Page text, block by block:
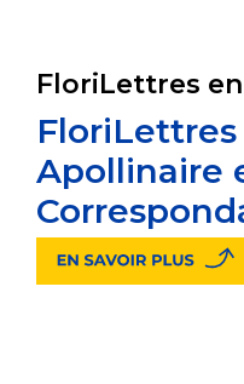
FloriLettres
FloriLettres
Apollinaire